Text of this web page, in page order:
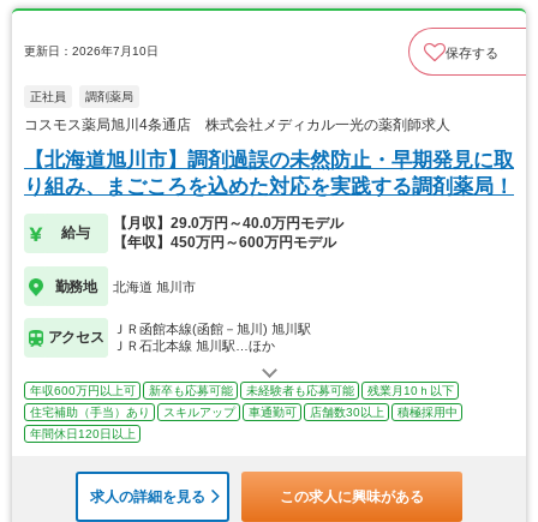
更新日：2026年7月10日 保存する
正社員 調剤薬局
コスモス薬局旭川4条通店 株式会社メディカル一光の薬剤師求人
【北海道旭川市】調剤過誤の未然防止・早期発見に取
り組み、まごころを込めた対応を実践する調剤薬局！
給与
【月収】29.0万円～40.0万円モデル
【年収】450万円～600万円モデル
勤務地 北海道 旭川市
アクセス
ＪＲ函館本線(函館－旭川) 旭川駅
ＪＲ石北本線 旭川駅…ほか
年収600万円以上可 新卒も応募可能 未経験者も応募可能
残業月10ｈ以下
住宅補助（手当）あり
スキルアップ 車通勤可 店舗数30以上
積極採用中
年間休日120日以上
求人の詳細を見る この求人に興味がある